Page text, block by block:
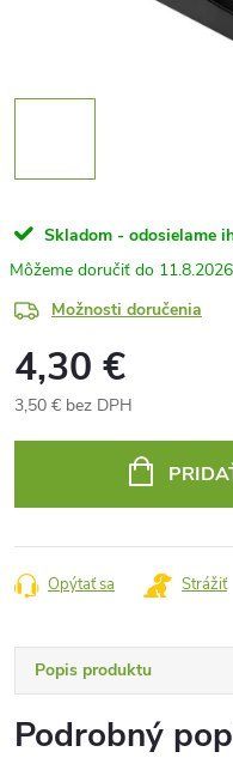
Skladom - odosielame
11.8.2026
Možnosti doručenia
4,30 €
3,50 € bez DPH
Opýtať sa Strážiť
Popis produktu
Podrobný